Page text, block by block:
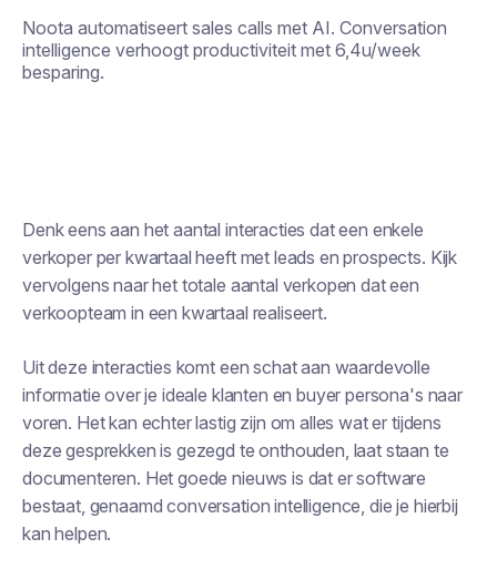
Noota automatiseert sales calls met AI. Conversation
intelligence verhoogt productiviteit met 6,4u/week
besparing.
Denk eens aan het aantal interacties dat een enkele
verkoper per kwartaal heeft met leads en prospects. Kijk
vervolgens naar het totale aantal verkopen dat een
verkoopteam in een kwartaal realiseert.
Uit deze interacties komt een schat aan waardevolle
informatie over je ideale klanten en buyer persona's naar
voren. Het kan echter lastig zijn om alles wat er tijdens
deze gesprekken is gezegd te onthouden, laat staan te
documenteren. Het goede nieuws is dat er software
bestaat, genaamd conversation intelligence, die je hierbij
kan helpen.